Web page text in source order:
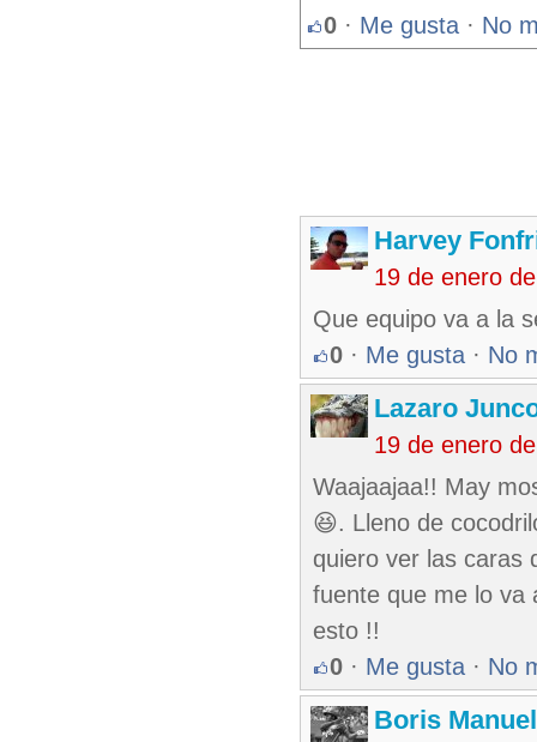
0 · Me gusta · No
Harvey
19 de enero
Que equipo va a la
0 · Me gusta · No
Lazaro
19 de enero
Waajaajaa!! May
😆. Lleno de
quiero ver las caras
fuente que me lo va
esto !!
0 · Me gusta · No
Boris